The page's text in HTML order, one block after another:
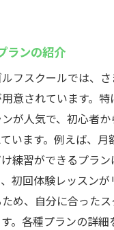
ラクターの手厚いサポ
りに合わせた指導方
楽しく始められる練
で知るスクールの魅
ドアゴルフスクール
ル向上
内環境で集中して練
える時間帯での充実
ランの紹介
フスクールでは、
意されています。
が人気で、初心者
います。例えば、月
練習ができるプラ
初回体験レッスンが
め、自分に合った
。各種プランの詳